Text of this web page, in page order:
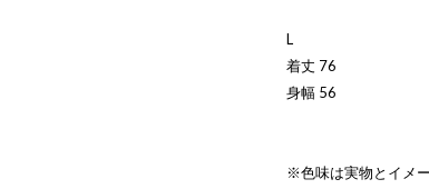
L
着丈 76
身幅 56
※色味は実物とイメ